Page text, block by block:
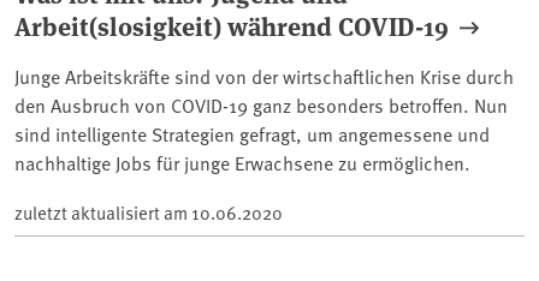
Arbeit(slosigkeit) während COVID-19
Junge Arbeitskräfte sind von der wirtschaftlichen Krise durch
den Ausbruch von COVID-19 ganz besonders betroffen. Nun
sind intelligente Strategien gefragt, um angemessene und
nachhaltige Jobs für junge Erwachsene zu ermöglichen.
zuletzt aktualisiert am 10.06.2020